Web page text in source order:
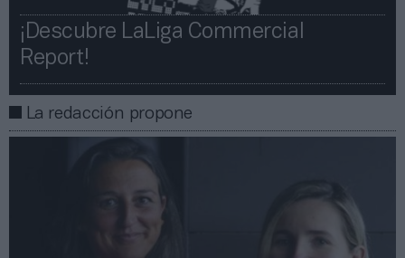
¡Descubre LaLiga Commercial
Report!​​
La redacción propone